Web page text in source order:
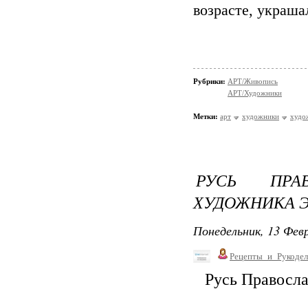
возрасте,
Рубрики: АРТ/Живопись
АРТ/Художники
Метки: арт художники
РУСЬ
ХУДОЖНИКА
Понедельник, 13
Русь